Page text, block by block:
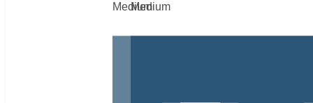
Medium
Medium